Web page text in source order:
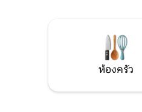
nombreux chemins
campagne proche de
gentils acceptésห้องครัว